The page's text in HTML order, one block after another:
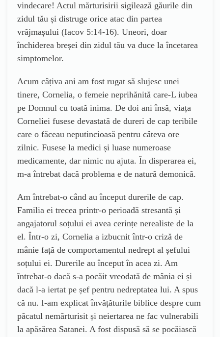
vindecare! Actul mărturisirii sigilează găurile din
zidul tău și distruge orice atac din partea
vrăjmașului (Iacov 5:14-16). Uneori, doar
închiderea breșei din zidul tău va duce la încetarea
simptomelor.
Acum câțiva ani am fost rugat să slujesc unei
tinere, Cornelia, o femeie neprihănită care-L iubea
pe Domnul cu toată inima. De doi ani însă, viața
Corneliei fusese devastată de dureri de cap teribile
care o făceau neputincioasă pentru câteva ore
zilnic. Fusese la medici și luase numeroase
medicamente, dar nimic nu ajuta. În disperarea ei,
m-a întrebat dacă problema e de natură demonică.
Am întrebat-o când au început durerile de cap.
Familia ei trecea printr-o perioadă stresantă și
angajatorul soțului ei avea cerințe nerealiste de la
el. Într-o zi, Cornelia a izbucnit într-o criză de
mânie față de comportamentul nedrept al șefului
soțului ei. Durerile au început în acea zi. Am
întrebat-o dacă s-a pocăit vreodată de mânia ei și
dacă l-a iertat pe șef pentru nedreptatea lui. A spus
că nu. I-am explicat învățăturile biblice despre cum
păcatul nemărturisit și neiertarea ne fac vulnerabili
la apăsărea Satanei. A fost dispusă să se pocăiască